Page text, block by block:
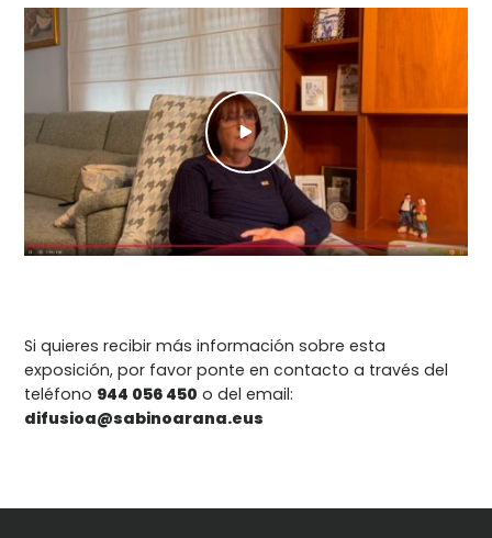
Si quieres recibir más información sobre esta
exposición, por favor ponte en contacto a través del
teléfono 944 056 450 o del email:
difusioa@sabinoarana.eus